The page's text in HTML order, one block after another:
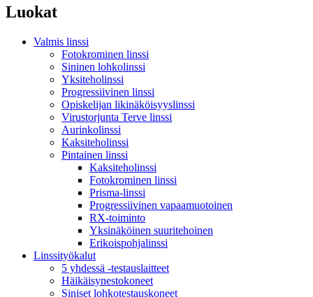
Luokat
Valmis linssi
Fotokrominen linssi
Sininen lohkolinssi
Yksiteholinssi
Progressiivinen linssi
Opiskelijan likinäköisyyslinssi
Virustorjunta Terve linssi
Aurinkolinssi
Kaksiteholinssi
Pintainen linssi
Kaksiteholinssi
Fotokrominen linssi
Prisma-linssi
Progressiivinen vapaamuotoinen
RX-toiminto
Yksinäköinen suuritehoinen
Erikoispohjalinssi
Linssityökalut
5 yhdessä -testauslaitteet
Häikäisynestokoneet
Siniset lohkotestauskoneet